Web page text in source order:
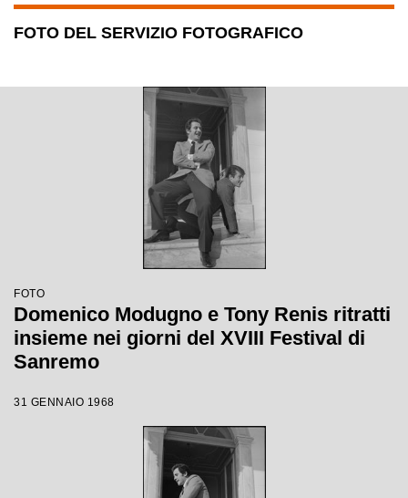
FOTO DEL SERVIZIO FOTOGRAFICO
FOTO
Domenico Modugno e Tony Renis ritratti
insieme nei giorni del XVIII Festival di
Sanremo
31 GENNAIO 1968